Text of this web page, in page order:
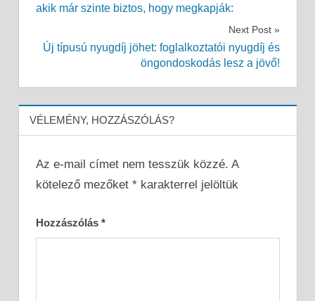
akik már szinte biztos, hogy megkapják:
Next Post
Új típusú nyugdíj jöhet: foglalkoztatói nyugdíj és
öngondoskodás lesz a jövő!
VÉLEMÉNY, HOZZÁSZÓLÁS?
Az e-mail címet nem tesszük közzé. A
kötelező mezőket *karakterrel jelöltük
Hozzászólás *